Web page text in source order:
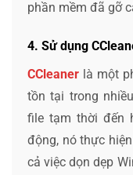
phần mềm đã gỡ
4. Sử dụng
CCleaner là một
tồn tại trong
file tạm thời đến
động, nó thực
cả việc dọn dẹp